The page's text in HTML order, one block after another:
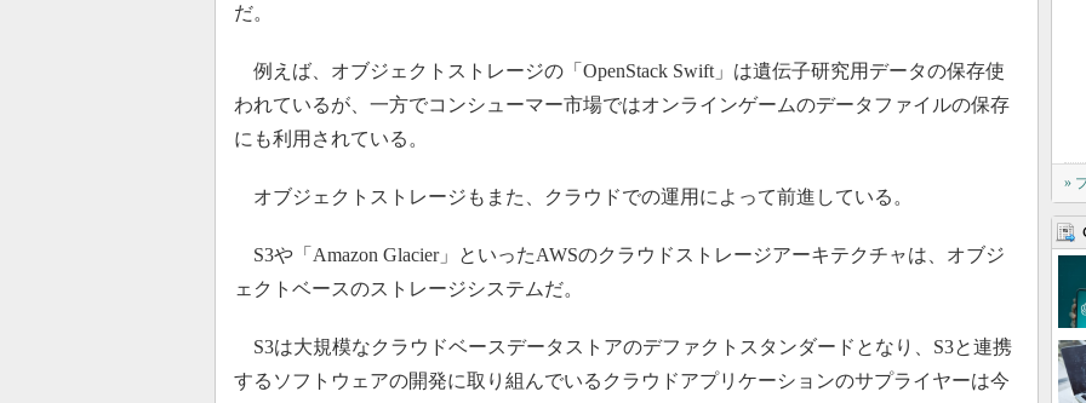
だ。
例えば、オブジェクトストレージの「OpenStack Swift」は遺伝子研究用データの保存使
われているが、一方でコンシューマー市場ではオンラインゲームのデータファイルの保存
にも利用されている。
オブジェクトストレージもまた、クラウドでの運用によって前進している。
S3や「Amazon Glacier」といったAWSのクラウドストレージアーキテクチャは、オブジ
ェクトベースのストレージシステムだ。
S3は大規模なクラウドベースデータストアのデファクトスタンダードとなり、S3と連携
するソフトウェアの開発に取り組んでいるクラウドアプリケーションのサプライヤーは今
»